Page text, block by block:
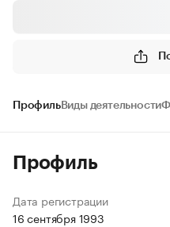
ПрофильВиды деятельности
Профиль
Дата регистрации
16 сентября 1993